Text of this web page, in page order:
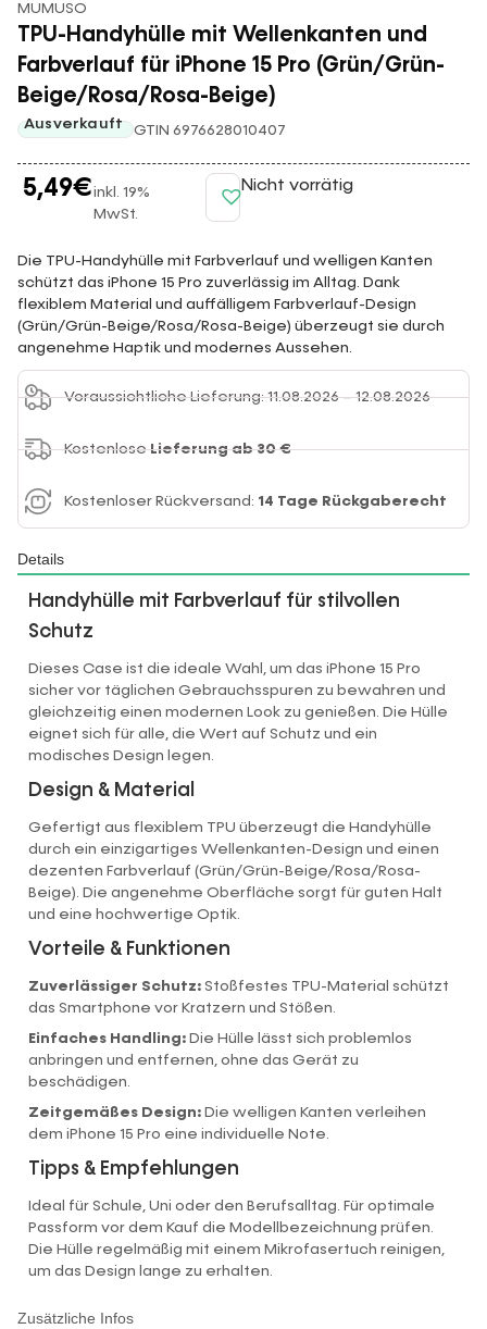
MUMUSO
TPU-Handyhülle mit Wellenkanten und
Farbverlauf für iPhone 15 Pro (Grün/Grün-
Beige/Rosa/Rosa-Beige)
Ausverkauft GTIN 6976628010407
5,49€inkl. 19%
MwSt.
Nicht vorrätig
Die TPU-Handyhülle mit Farbverlauf und welligen Kanten
schützt das iPhone 15 Pro zuverlässig im Alltag. Dank
flexiblem Material und auffälligem Farbverlauf-Design
(Grün/Grün-Beige/Rosa/Rosa-Beige) überzeugt sie durch
angenehme Haptik und modernes Aussehen.
Voraussichtliche Lieferung: 11.08.2026 – 12.08.2026
KostenloseLieferung ab 30 €
Kostenloser Rückversand: 14 Tage Rückgaberecht
Details
Zusätzliche Infos
Handyhülle mit Farbverlauf für stilvollen
Schutz
Dieses Case ist die ideale Wahl, um das iPhone 15 Pro
sicher vor täglichen Gebrauchsspuren zu bewahren und
gleichzeitig einen modernen Look zu genießen. Die Hülle
eignet sich für alle, die Wert auf Schutz und ein
modisches Design legen.
Design & Material
Gefertigt aus flexiblem TPU überzeugt die Handyhülle
durch ein einzigartiges Wellenkanten-Design und einen
dezenten Farbverlauf (Grün/Grün-Beige/Rosa/Rosa-
Beige). Die angenehme Oberfläche sorgt für guten Halt
und eine hochwertige Optik.
Vorteile & Funktionen
Zuverlässiger Schutz: Stoßfestes TPU-Material schützt
das Smartphone vor Kratzern und Stößen.
Einfaches Handling: Die Hülle lässt sich problemlos
anbringen und entfernen, ohne das Gerät zu
beschädigen.
Zeitgemäßes Design: Die welligen Kanten verleihen
dem iPhone 15 Pro eine individuelle Note.
Tipps & Empfehlungen
Ideal für Schule, Uni oder den Berufsalltag. Für optimale
Passform vor dem Kauf die Modellbezeichnung prüfen.
Die Hülle regelmäßig mit einem Mikrofasertuch reinigen,
um das Design lange zu erhalten.